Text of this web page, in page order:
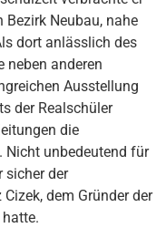
Neubau, nahe
dort anlässlich des
neben anderen
Ausstellung
der Realschüler
die
Nicht unbedeutend für
sicher der
dem Gründer der